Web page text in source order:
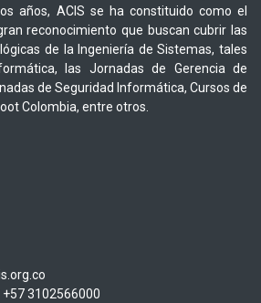
años, ACIS se ha constituido como el
reconocimiento que buscan cubrir las
de la Ingeniería de Sistemas, tales
las Jornadas de Gerencia de
de Seguridad Informática, Cursos de
Colombia, entre otros.
3102566000